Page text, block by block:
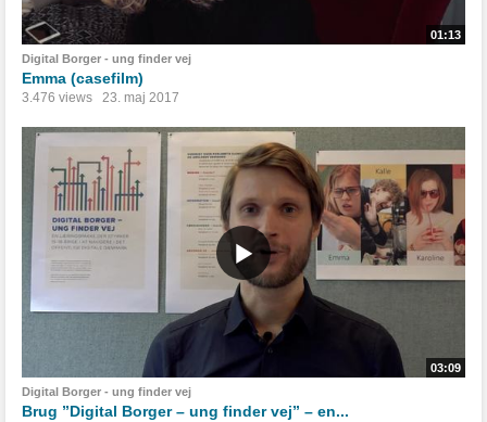
01:13
Digital Borger - ung finder vej
Emma (casefilm)
3.476 views 23. maj 2017
03:09
Digital Borger - ung finder vej
Brug ”Digital Borger – ung finder vej” – en...